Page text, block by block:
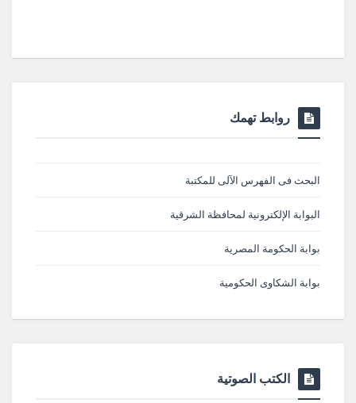
روابط تهمك
البحث فى الفهرس الآلى للمكتبة
البوابة الإلكترونية لمحافظة الشرقية
بوابة الحكومة المصرية
بوابة الشكاوى الحكومية
الكتب الصوتية